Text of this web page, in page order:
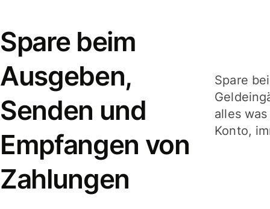
Spare beim
Ausgeben,
Senden und
Empfangen von
Zahlungen
Spare
alles
Konto,